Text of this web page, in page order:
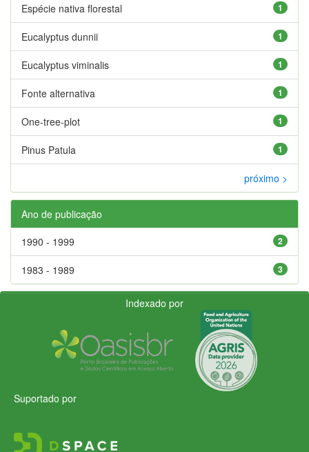
1
Espécie nativa florestal
1
Eucalyptus dunnii
1
Eucalyptus viminalis
1
Fonte alternativa
1
One-tree-plot
1
Pinus Patula
próximo >
Ano de publicação
2
1990 - 1999
3
1983 - 1989
Indexado por
Suportado por